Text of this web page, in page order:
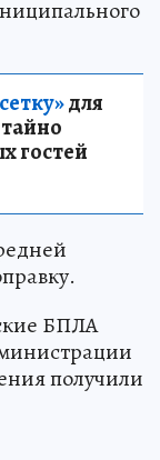
для
гостей
БПЛА
получили